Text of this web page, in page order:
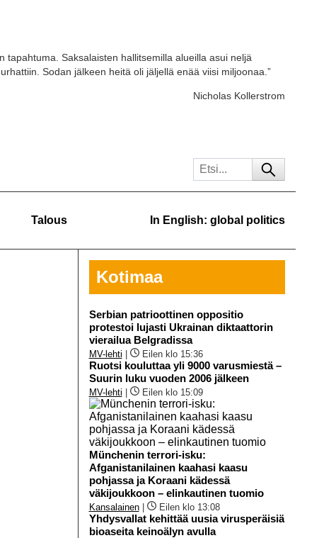
tapahtuma. Saksalaisten hallitsemilla alueilla asui neljä
Sodan jälkeen heitä oli jäljellä enää viisi miljoonaa.”
Nicholas Kollerstrom
Talous In English: global politics
Kotimaa
Serbian patrioottinen oppositio
protestoi lujasti Ukrainan diktaattorin
vierailua Belgradissa
MV-lehti Eilen klo 15:36
Ruotsi kouluttaa yli 9000 varusmiestä –
Suurin luku vuoden 2006 jälkeen
MV-lehti Eilen klo 15:09
Münchenin terrori-isku:
Afganistanilainen kaahasi kaasu
pohjassa ja Koraani kädessä
väkijoukkoon – elinkautinen tuomio
Kansalainen| Eilen klo 13:08
Yhdysvallat kehittää uusia virusperäisiä
bioaseita keinoälyn avulla